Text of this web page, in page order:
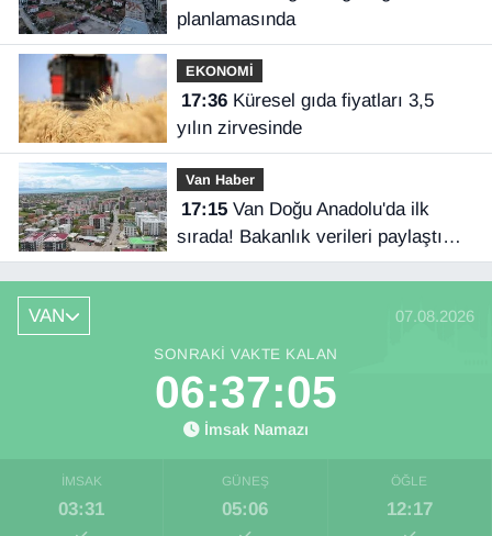
planlamasında
EKONOMİ
17:36Küresel gıda fiyatları 3,5
yılın zirvesinde
Van Haber
17:15Van Doğu Anadolu'da ilk
sırada! Bakanlık verileri paylaştı…
VAN 07.08.2026
SONRAKI VAKTE KALAN
06:37:04
İmsak Namazı
İMSAK
03:31
GÜNEŞ
05:06
ÖĞLE
12:17